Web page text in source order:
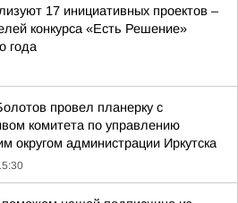
17 инициативных проектов –
конкурса «Есть Решение»
года
провел планерку с
комитета по управлению
округом администрации Иркутска